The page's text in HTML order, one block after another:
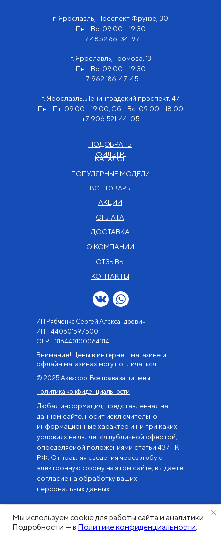
Мы используем cookie для работы сайта и аналитики.
Подробности — в Политике конфиденциальности.
© 2025 Аквафор. Все права защищены
Политика конфиденциальности
КАТАЛОГ
О КОМПАНИИ
КОНТАКТЫ
ОПЛАТА
Внимание! Цены в интернет-магазине и
офлайн магазинах могут отличаться
г. Ярославль, Проспект Фрунзе, 30
Пн - Вс: 09:00 - 19:30
+7 4852 66-34-97
г. Ярославль, Ленинградский проспект, 47
Пн - Пт: 09:00 - 19:00, Сб - Вс: 09:00 - 18:00
+7 906 521-44-05
АКЦИИ
ПОПУЛЯРНЫЕ МОДЕЛИ
ДОСТАВКА
ОТЗЫВЫ
ВСЕ ТОВАРЫ
г. Ярославль, Громова, 13
Пн - Вс: 09:00 - 19:30
+7 962 186-47-45
Любая информация, представленная на
данном сайте, носит исключительно
информационные характер и ни при каких
условиях не является публичной офертой,
определяемой положениями статьи 437 ГК
РФ. Отправляя сведения через любую
электронную форму на этом сайте, вы даете
согласие на обработку ваших
персональных данных.
ПОДОБРАТЬ
ФИЛЬТР
ИП Рябченко Сергей Александрович
ИНН 440601597500
OГРН 316440100064314
Made on Tilda